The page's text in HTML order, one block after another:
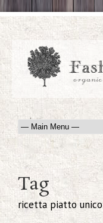
Tag
ricetta piatto unico